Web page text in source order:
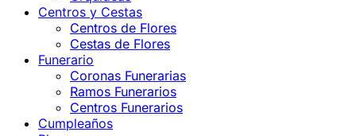
Centros y Cestas
Centros de Flores
Cestas de Flores
Funerario
Coronas Funerarias
Ramos Funerarios
Centros Funerarios
Cumpleaños